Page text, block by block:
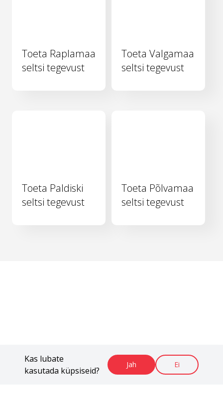
Kas lubate
kasutada küpsiseid?
Jah Ei
Toeta Raplamaa
seltsi tegevust
Toeta Valgamaa
seltsi tegevust
Toeta Paldiski
seltsi tegevust
Toeta Põlvamaa
seltsi tegevust